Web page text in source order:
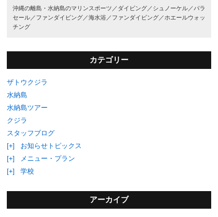
沖縄の離島・水納島のマリンスポーツ／ ダイビング／ シュノーケル／パラ
セール／ ファンダイビング／海水浴／ ファンダイビング／ホエールウォッ
チング
カテゴリー
ザトウクジラ
水納島
水納島ツアー
クジラ
スタッフブログ
[+]
お知らせトピックス
[+]
メニュー・プラン
[+]
学校
アーカイブ